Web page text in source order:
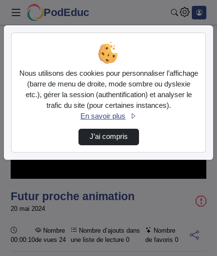
PodEduc
Futur proche animation
Lire
la
vidéo
Futur proche animation
20 mai 2024
Durée :
00:00:10
Nombre
de vues 24
Nombre d’ajouts dans
une liste de lecture0
Nombre
de favoris 0
Nous utilisons des cookies pour personnaliser l’affichage
(barre de menu de droite, mode sombre ou dyslexie
etc.), gérer la session (authentification) et analyser le
trafic du site (pour certaines instances).
En savoir plus
J’ai compris